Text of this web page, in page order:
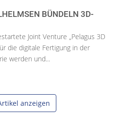
BÜNDELN 3D-
Joint Venture „Pelagus 3D
die digitale Fertigung in der
werden und...
anzeigen